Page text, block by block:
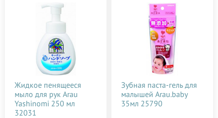
Corman Organyc
Green People
Happy
Libero
Жидкое пенящееся
мыло для рук Arau
Yashinomi 250 мл
32031
Зубная паста-гель для
малышей Arau.baby
35мл 25790